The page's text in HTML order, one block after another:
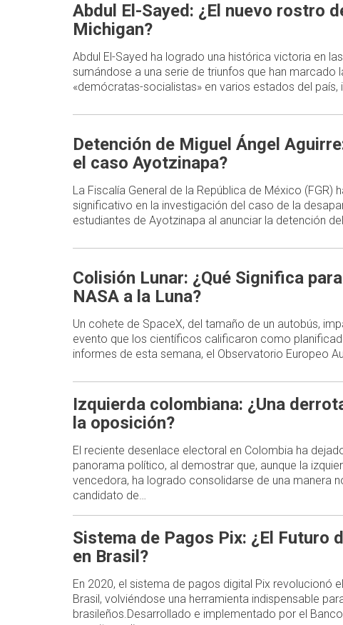
Abdul El-Sayed: ¿El nuevo rostro
Michigan?
Abdul El-Sayed ha logrado una histórica victoria en
sumándose a una serie de triunfos que han
«demócratas-socialistas» en varios estados del país,
Detención de Miguel Ángel
el caso Ayotzinapa?
La Fiscalía General de la República de México (FGR)
significativo en la investigación del caso de la
estudiantes de Ayotzinapa al anunciar la detención
Colisión Lunar: ¿Qué Significa
NASA a la Luna?
Un cohete de SpaceX, del tamaño de un autobús,
evento que los científicos calificaron como
informes de esta semana, el Observatorio Europeo
Izquierda colombiana: ¿Una
la oposición?
El reciente desenlace electoral en Colombia ha
panorama político, al demostrar que, aunque la
vencedora, ha logrado consolidarse de una manera
candidato de…
Sistema de Pagos Pix: ¿El Futuro
en Brasil?
En 2020, el sistema de pagos digital Pix revolucionó
Brasil, volviéndose una herramienta indispensable
brasileños.Desarrollado e implementado por el